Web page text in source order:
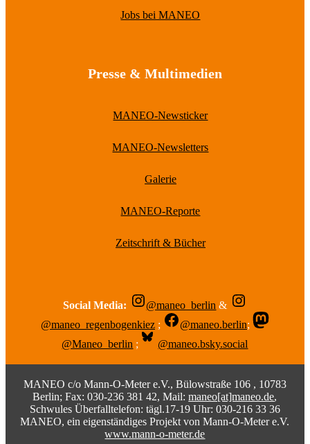
Jobs bei MANEO
Presse & Multimedien
MANEO-Newsticker
MANEO-Newsletters
Galerie
MANEO-Reporte
Zeitschrift & Bücher
Social Media: @maneo_berlin &
@maneo_regenbogenkiez ; @maneo.berlin;
@Maneo_berlin ; @maneo.bsky.social
MANEO c/o Mann-O-Meter e.V., Bülowstraße 106 , 10783
Berlin; Fax: 030-236 381 42, Mail:maneo[at]maneo.de,
Schwules Überfalltelefon: tägl.17-19 Uhr: 030-216 33 36
MANEO, ein eigenständiges Projekt von Mann-O-Meter e.V.
www.mann-o-meter.de